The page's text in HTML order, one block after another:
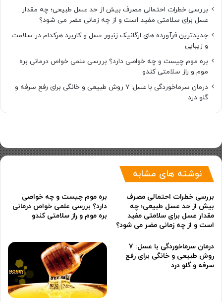
بررسی خطرات احتمالی مصرف بیش از حد عسل طبیعی؛ چه مقدار
عسل برای سلامتی مفید است و از چه زمانی مضر می شود؟
جدیدترین فرآورده های ارگانیک زنبور عسل و کاربرد هرکدام در سلامت
و زیبایی
بره موم چیست و چه خواصی دارد؟ بررسی علمی خواص درمانی بره
موم و راز سلامتی کندو
درمان سرماخوردگی با عسل: ۷ روش طبیعی و خانگی برای رفع سرفه و
گلو درد
نوشته های مشابه
بررسی خطرات احتمالی مصرف
بیش از حد عسل طبیعی؛ چه
مقدار عسل برای سلامتی مفید
است و از چه زمانی مضر می شود؟
بره موم چیست و چه خواصی
دارد؟ بررسی علمی خواص درمانی
بره موم و راز سلامتی کندو
درمان سرماخوردگی با عسل: ۷
روش طبیعی و خانگی برای رفع
سرفه و گلو درد